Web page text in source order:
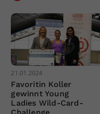
21.01.2024
Favoritin Koller
gewinnt Young
Ladies Wild-Card-